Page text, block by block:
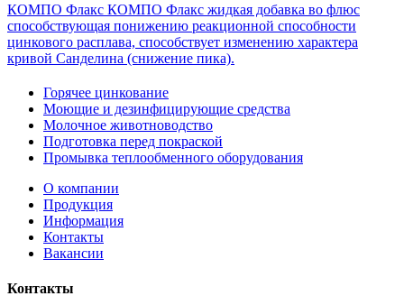
КОМПО Флакс КОМПО Флакс жидкая добавка во флюс
способствующая понижению реакционной способности
цинкового расплава, способствует изменению характера
кривой Санделина (снижение пика).
Горячее цинкование
Моющие и дезинфицирующие средства
Молочное животноводство
Подготовка перед покраской
Промывка теплообменного оборудования
О компании
Продукция
Информация
Контакты
Вакансии
Контакты